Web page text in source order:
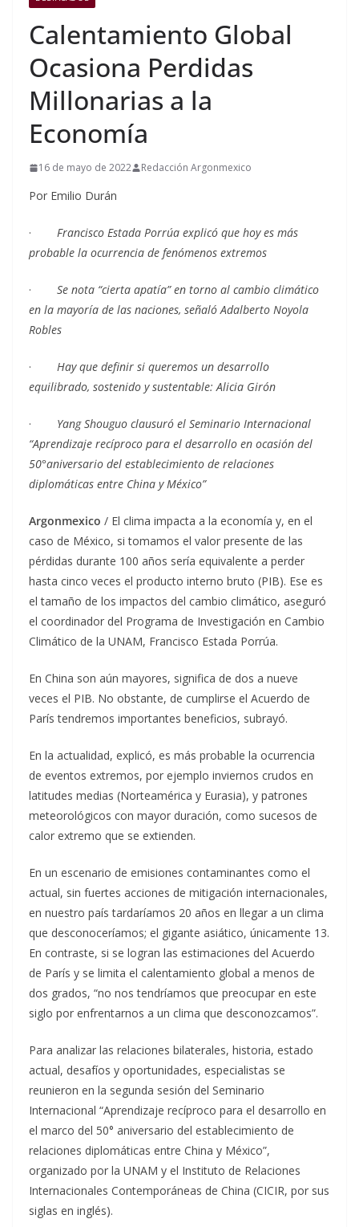
Calentamiento Global
Ocasiona Perdidas
Millonarias a la
Economía
16 de mayo de 2022 Redacción Argonmexico
Por Emilio Durán
· Francisco Estada Porrúa explicó que hoy es más
probable la ocurrencia de fenómenos extremos
· Se nota “cierta apatía” en torno al cambio climático
en la mayoría de las naciones, señaló Adalberto Noyola
Robles
· Hay que definir si queremos un desarrollo
equilibrado, sostenido y sustentable: Alicia Girón
· Yang Shouguo clausuró el Seminario Internacional
“Aprendizaje recíproco para el desarrollo en ocasión del
50°aniversario del establecimiento de relaciones
diplomáticas entre China y México”
Argonmexico / El clima impacta a la economía y, en el
caso de México, si tomamos el valor presente de las
pérdidas durante 100 años sería equivalente a perder
hasta cinco veces el producto interno bruto (PIB). Ese es
el tamaño de los impactos del cambio climático, aseguró
el coordinador del Programa de Investigación en Cambio
Climático de la UNAM, Francisco Estada Porrúa.
En China son aún mayores, significa de dos a nueve
veces el PIB. No obstante, de cumplirse el Acuerdo de
París tendremos importantes beneficios, subrayó.
En la actualidad, explicó, es más probable la ocurrencia
de eventos extremos, por ejemplo inviernos crudos en
latitudes medias (Norteamérica y Eurasia), y patrones
meteorológicos con mayor duración, como sucesos de
calor extremo que se extienden.
En un escenario de emisiones contaminantes como el
actual, sin fuertes acciones de mitigación internacionales,
en nuestro país tardaríamos 20 años en llegar a un clima
que desconoceríamos; el gigante asiático, únicamente 13.
En contraste, si se logran las estimaciones del Acuerdo
de París y se limita el calentamiento global a menos de
dos grados, “no nos tendríamos que preocupar en este
siglo por enfrentarnos a un clima que desconozcamos”.
Para analizar las relaciones bilaterales, historia, estado
actual, desafíos y oportunidades, especialistas se
reunieron en la segunda sesión del Seminario
Internacional “Aprendizaje recíproco para el desarrollo en
el marco del 50° aniversario del establecimiento de
relaciones diplomáticas entre China y México”,
organizado por la UNAM y el Instituto de Relaciones
Internacionales Contemporáneas de China (CICIR, por sus
siglas en inglés).